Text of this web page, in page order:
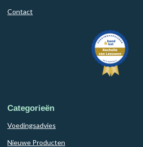
Contact
Categorieën
Voedingsadvies
Nieuwe Producten